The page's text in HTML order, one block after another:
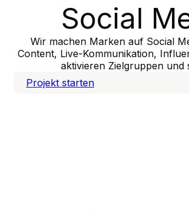
Social
Wir machen Marken auf Social
Content, Live-Kommunikation,
aktivieren Zielgruppen und
Projekt starten